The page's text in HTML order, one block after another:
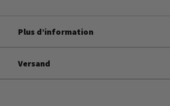
Plus d’information
Versand